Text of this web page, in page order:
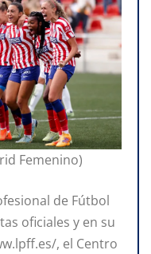
Femenino)
de Fútbol
oficiales y en su
, el Centro